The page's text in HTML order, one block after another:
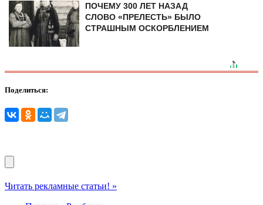
ПОЧЕМУ 300 ЛЕТ НАЗАД
СЛОВО «ПРЕЛЕСТЬ» БЫЛО
СТРАШНЫМ ОСКОРБЛЕНИЕМ
Поделиться:
Читать рекламные статьи! »